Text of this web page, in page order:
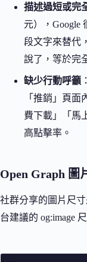
描述過短或完
元），Google
段文字來替代
說了，等於完
缺少行動呼籲
「推銷」頁
費下載」「馬
高點擊率。
Open Graph 圖
社群分享的圖片尺
台建議的 og:image 尺